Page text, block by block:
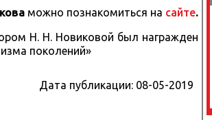
можно познакомиться на сайте.
Н. Н. Новиковой был награжден
поколений»
Дата публикации: 08-05-2019